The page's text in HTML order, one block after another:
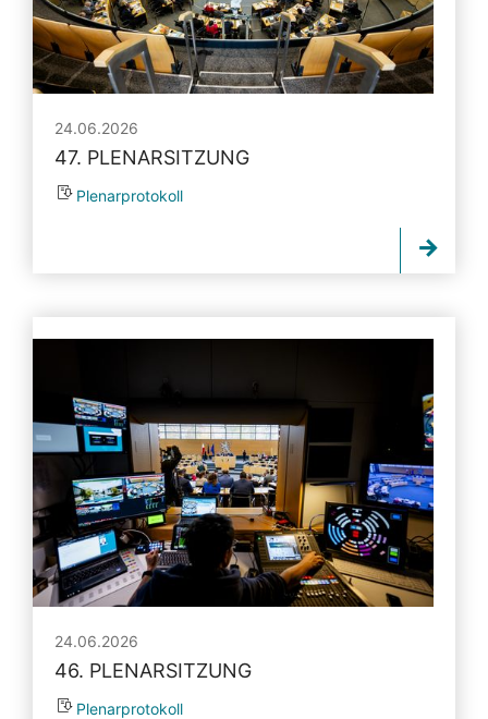
24.06.2026
47. PLENARSITZUNG
Plenarprotokoll
24.06.2026
46. PLENARSITZUNG
Plenarprotokoll